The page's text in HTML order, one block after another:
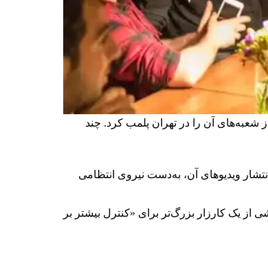
آن را در تهران پلمب کرد. چند
دادند فروشگاه جین‌وست در خیابان فرشته تهران، شنبه ۱۹ مهر و پس از برگزاری جشنی در ۱۸ مهر و انتشار ویدیوهای آن، به‌دست نیروی انتظامی
یک کارزار بزرگ‌تر برای «کنترل بیشتر بر